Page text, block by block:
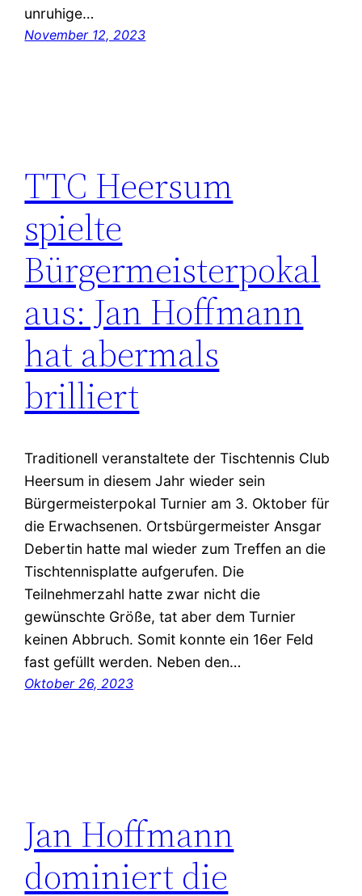
unruhige…
November 12, 2023
TTC Heersum
spielte
Bürgermeisterpokal
aus: Jan Hoffmann
hat abermals
brilliert
Traditionell veranstaltete der Tischtennis Club
Heersum in diesem Jahr wieder sein
Bürgermeisterpokal Turnier am 3. Oktober für
die Erwachsenen. Ortsbürgermeister Ansgar
Debertin hatte mal wieder zum Treffen an die
Tischtennisplatte aufgerufen. Die
Teilnehmerzahl hatte zwar nicht die
gewünschte Größe, tat aber dem Turnier
keinen Abbruch. Somit konnte ein 16er Feld
fast gefüllt werden. Neben den…
Oktober 26, 2023
Jan Hoffmann
dominiert die